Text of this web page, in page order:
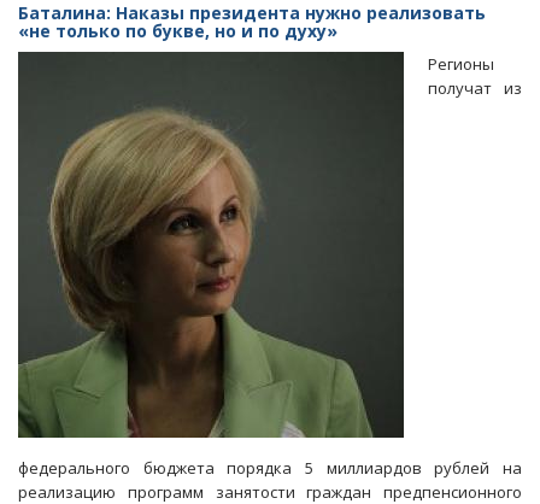
ГД.
Ольга
в
округе
с
«проваленной»
явкой
Баталина: Наказы президента нужно реализовать
«не только по букве, но и по духу»
Регионы
получат из
федерального бюджета порядка 5 миллиардов рублей на
реализацию программ занятости граждан предпенсионного